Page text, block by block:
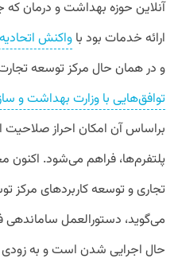
آنلاین حوزه بهداشت و درمان
ارائه خدمات بود باواکنش
و در همان حال مرکز توسعه تجارت
توافق‌هایی با وزارت بهداشت و
براساس آن امکان احراز صلاحیت
پلتفرم‌ها، فراهم می‌شود.
تجاری و توسعه کاربردهای مرکز
می‌گوید، دستورالعمل ساماندهی
حال اجرایی شدن است و به